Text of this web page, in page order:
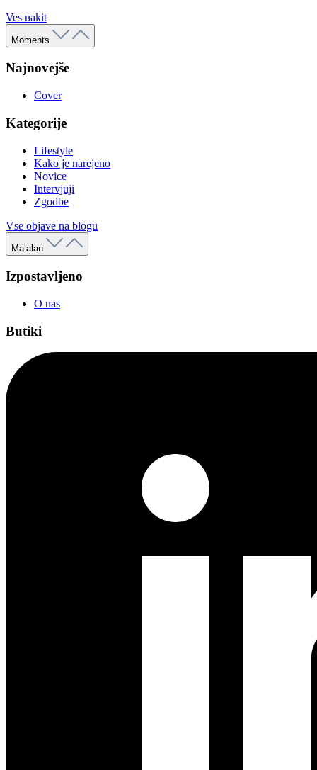
Ves nakit
Moments
Najnovejše
Cover
Kategorije
Lifestyle
Kako je narejeno
Novice
Intervjuji
Zgodbe
Vse objave na blogu
Malalan
Izpostavljeno
O nas
Butiki